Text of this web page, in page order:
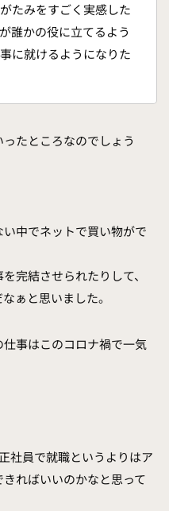
たみをすごく実感した
誰かの役に立てるよう
に就けるようになりた
たところなのでしょう
中でネットで買い物がで
完結させられたりして、
ぁと思いました。
事はこのコロナ禍で一気
社員で就職というよりはア
ればいいのかなと思って